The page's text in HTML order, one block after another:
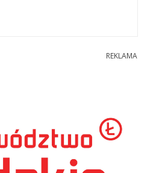
REKLAMA